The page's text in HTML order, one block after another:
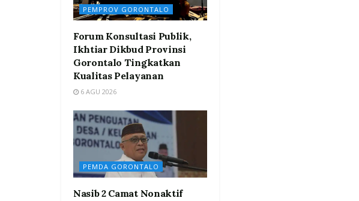
PEMPROV GORONTALO
Forum Konsultasi Publik,
Ikhtiar Dikbud Provinsi
Gorontalo Tingkatkan
Kualitas Pelayanan
6 AGU 2026
PEMDA GORONTALO
Nasib 2 Camat Nonaktif